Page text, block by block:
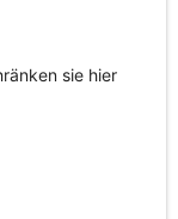
sie hier